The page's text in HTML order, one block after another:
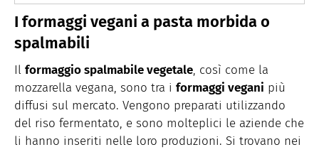
I formaggi vegani a pasta morbida o
spalmabili
Il formaggio spalmabile vegetale, così come la
mozzarella vegana, sono tra i formaggi vegani più
diffusi sul mercato. Vengono preparati utilizzando
del riso fermentato, e sono molteplici le aziende che
li hanno inseriti nelle loro produzioni. Si trovano nei